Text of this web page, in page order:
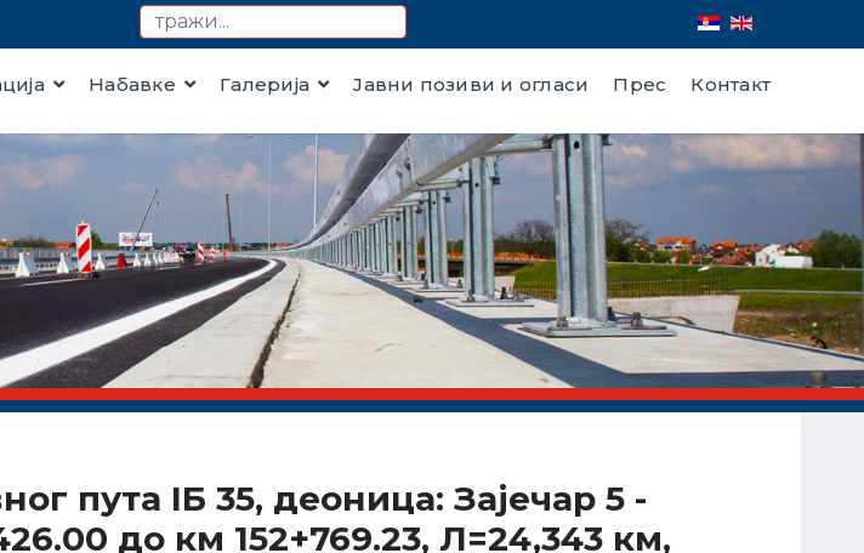
Набавке Галерија Јавни позиви и огласи Прес Контакт
пута IБ 35, деоница: Зајечар 5 -
до км 152+769.23, Л=24,343 км,